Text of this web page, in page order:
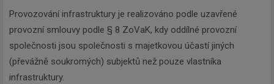
Provozování infrastruktury je realizováno podle uzavřené
provozní smlouvy podle § 8 ZoVaK, kdy oddílné provozní
společnosti jsou společnosti s majetkovou účastí jiných
(převážně soukromých) subjektů než pouze vlastníka
infrastruktury.